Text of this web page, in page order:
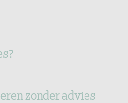
zonder advies